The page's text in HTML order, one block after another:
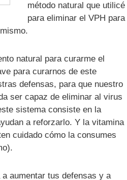
método natural que utilicé
para eliminar el VPH para
natural para curarme el
para curarnos de este
defensas, para que nuestro
ser capaz de eliminar al virus
sistema consiste en la
a reforzarlo. Y la vitamina
cuidado cómo la consumes
aumentar tus defensas y a